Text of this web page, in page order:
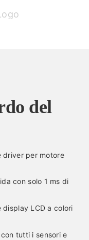
del
driver per motore
con solo 1 ms di
LCD a colori
tutti i sensori e